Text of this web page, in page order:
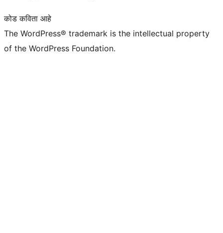
कोड कविता आहे
The WordPress® trademark is the intellectual property
of the WordPress Foundation.